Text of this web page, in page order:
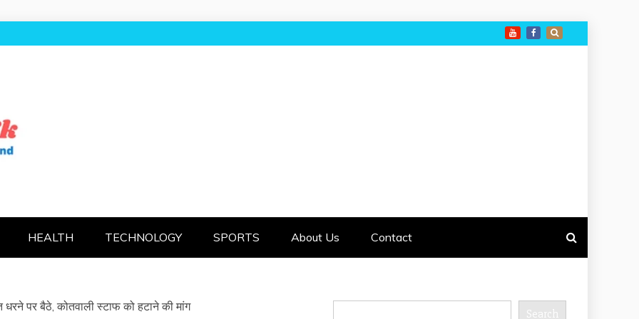
UK
HEALTH TECHNOLOGY SPORTS About Us Contact
धरने पर बैठे, कोतवाली स्टाफ को हटाने की मांग
Search